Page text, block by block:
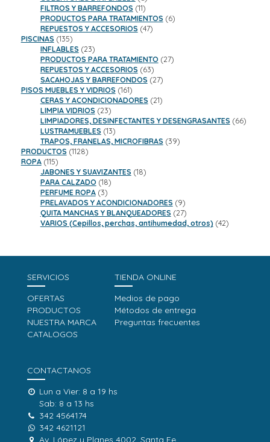
productos
FILTROS Y BARREFONDOS 1111
productos
PRODUCTOS PARA TRATAMIENTOS 66
REPUESTOS Y ACCESORIOS 4747
PISCINAS 135135
productos
INFLABLES 2323
productos
PRODUCTOS PARA TRATAMIENTO 2727
REPUESTOS Y ACCESORIOS 6363
productos
SACAHOJAS Y BARREFONDOS 2727
PISOS MUEBLES Y VIDRIOS 161161
productos
CERAS Y ACONDICIONADORES 2121
LIMPIA VIDRIOS 2323
productos
LIMPIADORES, DESINFECTANTES Y DESENGRASANTES 6666
LUSTRAMUEBLES 1313
productos
TRAPOS, FRANELAS, MICROFIBRAS 3939
PRODUCTOS 11281128
ROPA 115115
productos
JABONES Y SUAVIZANTES 1818
PARA CALZADO 1818
PERFUME ROPA 33
productos
PRELAVADOS Y ACONDICIONADORES 99
productos
QUITA MANCHAS Y BLANQUEADORES 2727
productos
VARIOS (Cepillos, perchas, antihumedad, otros) 4242
SERVICIOS
OFERTAS
PRODUCTOS
NUESTRA MARCA
CATALOGOS
TIENDA ONLINE
Medios de pago
Métodos de entrega
Preguntas frecuentes
CONTACTANOS
Lun a Vier: 8 a 19 hs
Sab: 8 a 13 hs
342 4564174
342 4621121
Av. López y Planes 4002, Santa Fe